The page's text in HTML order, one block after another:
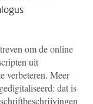
om de online
uit
verbeteren. Meer
dat is